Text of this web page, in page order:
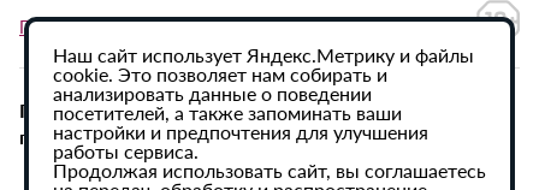
Политика в отношении обработки персональных данных
При использовании материалов сайта активная
гиперссылка на ИА «Регион 64» обязательна.
Наш сайт использует Яндекс.Метрику и файлы
cookie. Это позволяет нам собирать и
анализировать данные о поведении
посетителей, а также запоминать ваши
настройки и предпочтения для улучшения
работы сервиса.
Продолжая использовать сайт, вы соглашаетесь